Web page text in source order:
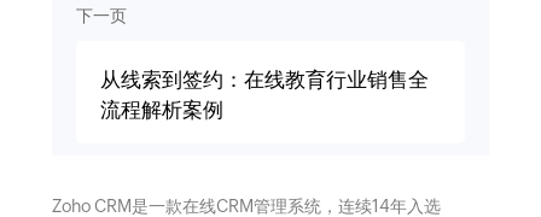
下一页
从线索到签约：在线教育行业销售全
流程解析案例
Zoho CRM是一款在线CRM管理系统，连续14年入选